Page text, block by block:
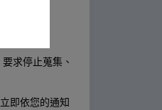
求停止蒐集、
即依您的通知